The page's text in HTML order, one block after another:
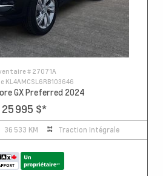
# 27071A
KL4AMCSL6RB103646
GX Preferred 2024
25 995 $*
36 533 KM Traction Intégrale